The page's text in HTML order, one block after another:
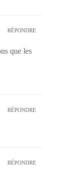
RÉPONDRE
que les
RÉPONDRE
RÉPONDRE